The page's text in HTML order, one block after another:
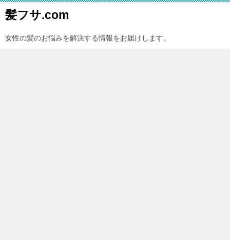
髪フサ.com
女性の髪のお悩みを解決する情報をお届けします。